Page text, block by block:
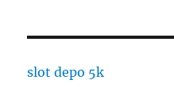
slot depo 5k